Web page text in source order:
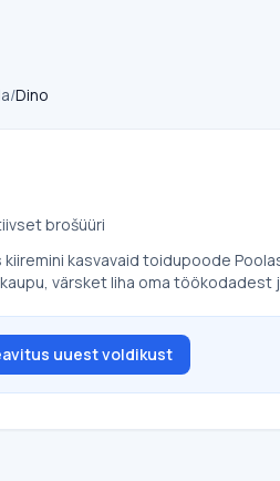
/Dino
brošüüri
kiiremini kasvavaid toidupoode
värsket liha oma
uuest voldikust